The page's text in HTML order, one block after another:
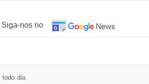
Siga-nos no
dia.